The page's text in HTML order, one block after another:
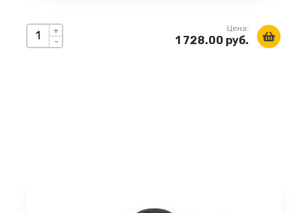
+
-
Цена:
1 728.00 руб.